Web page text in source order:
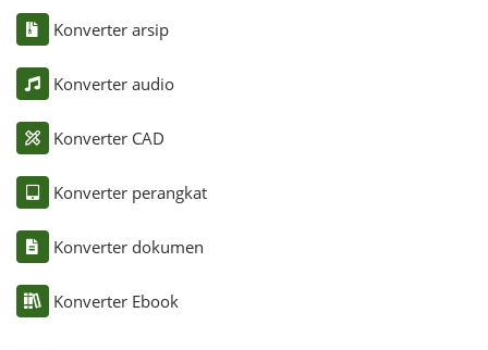
Konverter arsip
Konverter audio
Konverter CAD
Konverter perangkat
Konverter dokumen
Konverter Ebook